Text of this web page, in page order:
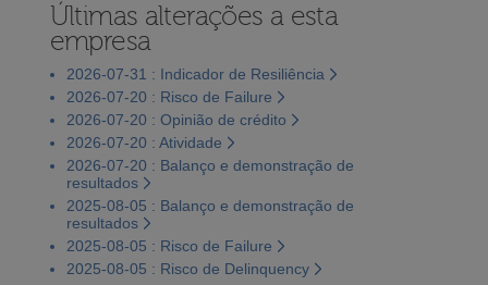
Últimas alterações a esta
empresa
2026-07-31 : Indicador de Resiliência
2026-07-20 : Risco de Failure
2026-07-20 : Opinião de crédito
2026-07-20 : Atividade
2026-07-20 : Balanço e demonstração de
resultados
2025-08-05 : Balanço e demonstração de
resultados
2025-08-05 : Risco de Failure
2025-08-05 : Risco de Delinquency